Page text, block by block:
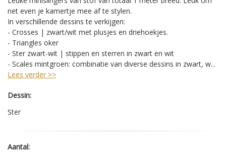
net even je kamertje mee af te stylen.
In verschillende dessins te verkijgen:
- Crosses | zwart/wit met plusjes en driehoekjes.
- Triangles oker
- Ster zwart-wit | stippen en sterren in zwart en wit
- Scales mintgroen: combinatie van diverse dessins in zwart, w...
Lees verder >>
Dessin:
Ster
Aantal: